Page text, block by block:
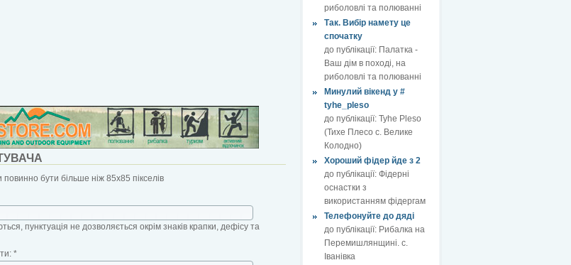
риболовлі та полюванні
Так. Вибір намету це
спочатку
до публікації: Палатка -
Ваш дім в поході, на
риболовлі та полюванні
Минулий вікенд у #
tyhe_pleso
до публікації: Tyhe Pleso
(Тихе Плесо с. Велике
Колодно)
Хороший фідер йде з 2
до публікації: Фідерні
оснастки з
використанням фідергам
Телефонуйте до дяді
до публікації: Рибалка на
Перемишлянщині. с.
Іванівка
бути більше ніж 85x85 пікселів
пунктуація не дозволяється окрім знаків крапки, дефісу та
*